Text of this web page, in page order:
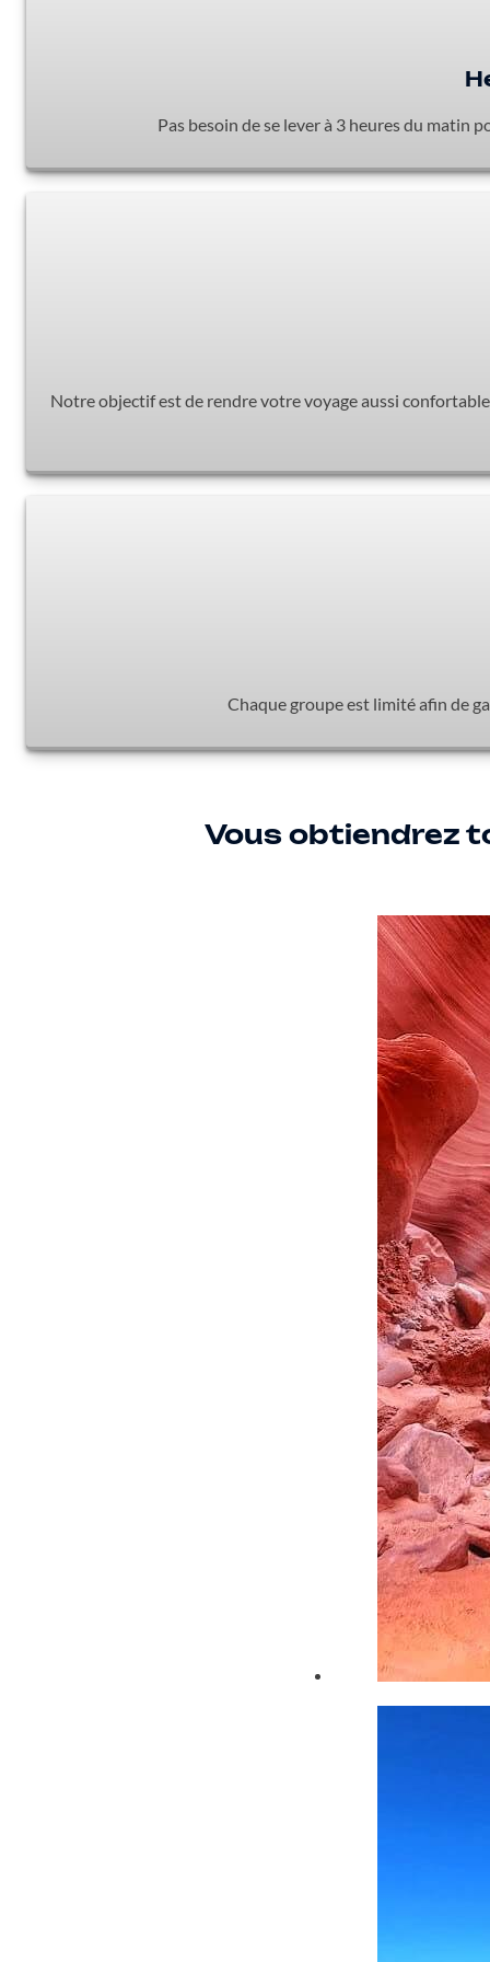
Pas besoin de se lever à 3 heures du matin
Notre objectif est de rendre votre voyage aussi
Chaque groupe est limité afin de
Vous obtiendrez